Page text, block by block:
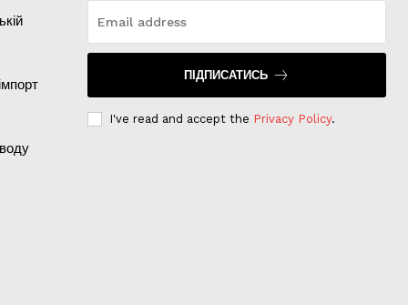
ПІДПИСАТИСЬ
I've read and accept the Privacy Policy.